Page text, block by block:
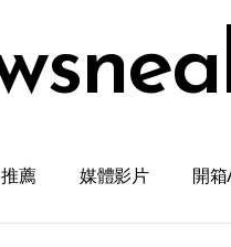
推薦 媒體影片 開箱